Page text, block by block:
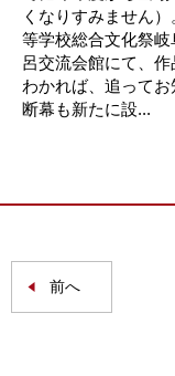
くなりすみません
等学校総合文化祭
呂交流会館にて、
わかれば、追って
断幕も新たに設...
前へ